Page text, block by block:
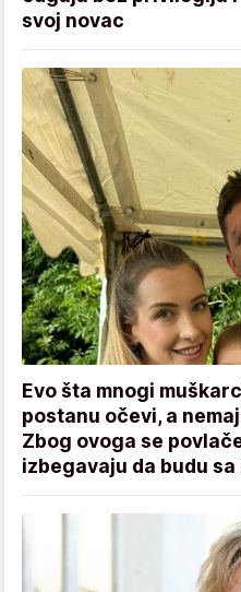
svoj novac
Evo šta mnogi
postanu očevi, a
Zbog ovoga se
izbegavaju da budu sa